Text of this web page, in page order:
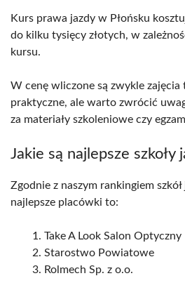
Kurs prawa jazdy w Płońsku
do kilku tysięcy złotych, w
kursu.
W cenę wliczone są zwykle zajęcia
praktyczne, ale warto zwrócić
za materiały szkoleniowe czy
Jakie są najlepsze szkoły
Zgodnie z naszym rankingiem
najlepsze placówki to:
Take A Look Salon Optyczny
Starostwo Powiatowe
Rolmech Sp. z o.o.